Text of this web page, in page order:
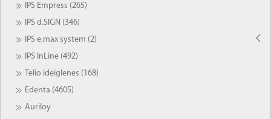
IPS Empress (265)
IPS d.SIGN (346)
IPS e.max system (2)
IPS InLine (492)
Telio ideiglenes (168)
Edenta (4605)
Auriloy